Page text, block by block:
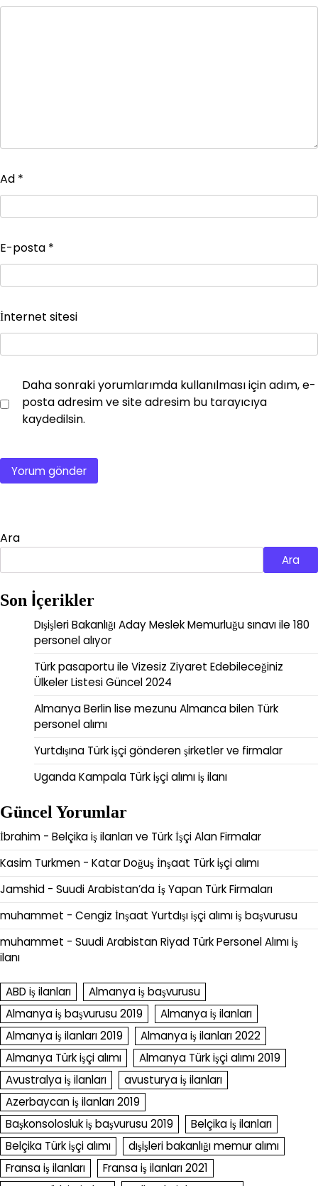
Ad *
E-posta *
İnternet sitesi
Daha sonraki yorumlarımda kullanılması için adım, e-
posta adresim ve site adresim bu tarayıcıya
kaydedilsin.
Ara
Ara
Son İçerikler
Dışişleri Bakanlığı Aday Meslek Memurluğu sınavı ile 180
personel alıyor
Türk pasaportu ile Vizesiz Ziyaret Edebileceğiniz
Ülkeler Listesi Güncel 2024
Almanya Berlin lise mezunu Almanca bilen Türk
personel alımı
Yurtdışına Türk işçi gönderen şirketler ve firmalar
Uganda Kampala Türk işçi alımı iş ilanı
Güncel Yorumlar
İbrahim - Belçika iş ilanları ve Türk İşçi Alan Firmalar
Kasim Turkmen - Katar Doğuş İnşaat Türk işçi alımı
Jamshid - Suudi Arabistan’da İş Yapan Türk Firmaları
muhammet - Cengiz İnşaat Yurtdışı işçi alımı iş başvurusu
muhammet - Suudi Arabistan Riyad Türk Personel Alımı iş
ilanı
ABD iş ilanları
Almanya iş başvurusu
Almanya iş başvurusu 2019
Almanya iş ilanları
Almanya iş ilanları 2019
Almanya iş ilanları 2022
Almanya Türk işçi alımı
Almanya Türk işçi alımı 2019
Avustralya iş ilanları
avusturya iş ilanları
Azerbaycan iş ilanları 2019
Başkonsolosluk iş başvurusu 2019
Belçika iş ilanları
Belçika Türk işçi alımı
dışişleri bakanlığı memur alımı
Fransa iş ilanları
Fransa iş ilanları 2021